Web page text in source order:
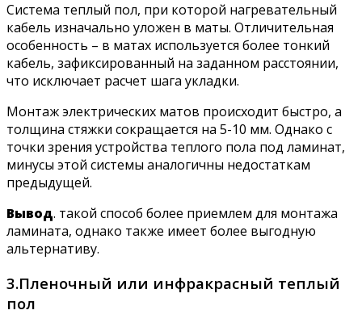
Система теплый пол, при которой нагревательный
кабель изначально уложен в маты. Отличительная
особенность – в матах используется более тонкий
кабель, зафиксированный на заданном расстоянии,
что исключает расчет шага укладки.
Монтаж электрических матов происходит быстро, а
толщина стяжки сокращается на 5-10 мм. Однако с
точки зрения устройства теплого пола под ламинат,
минусы этой системы аналогичны недостаткам
предыдущей.
Вывод. такой способ более приемлем для монтажа
ламината, однако также имеет более выгодную
альтернативу.
3.Пленочный или инфракрасный теплый
пол